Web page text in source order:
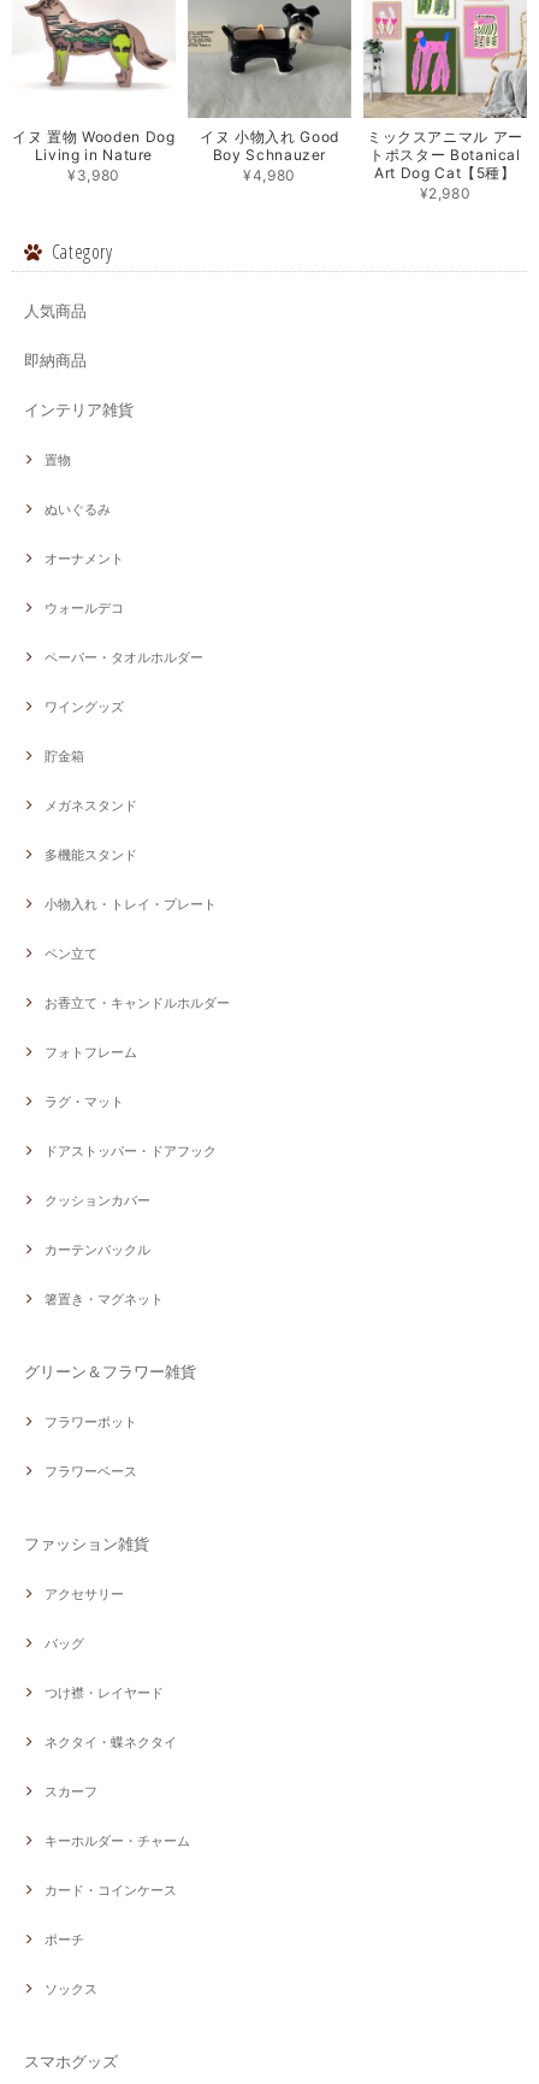
イヌ 置物 Wooden Dog
Living in Nature
¥3,980
イヌ 小物入れ Good
Boy Schnauzer
¥4,980
ミックスアニマル アー
トポスター Botanical
Art Dog Cat【5種】
¥2,980
Category
人気商品
即納商品
インテリア雑貨
置物
ぬいぐるみ
オーナメント
ウォールデコ
ペーパー・タオルホルダー
ワイングッズ
貯金箱
メガネスタンド
多機能スタンド
小物入れ・トレイ・プレート
ペン立て
お香立て・キャンドルホルダー
フォトフレーム
ラグ・マット
ドアストッパー・ドアフック
クッションカバー
カーテンバックル
箸置き・マグネット
グリーン＆フラワー雑貨
フラワーポット
フラワーベース
ファッション雑貨
アクセサリー
バッグ
つけ襟・レイヤード
ネクタイ・蝶ネクタイ
スカーフ
キーホルダー・チャーム
カード・コインケース
ポーチ
ソックス
スマホグッズ